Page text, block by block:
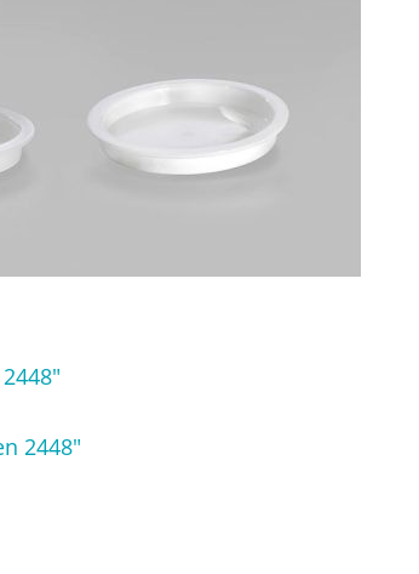
2448"